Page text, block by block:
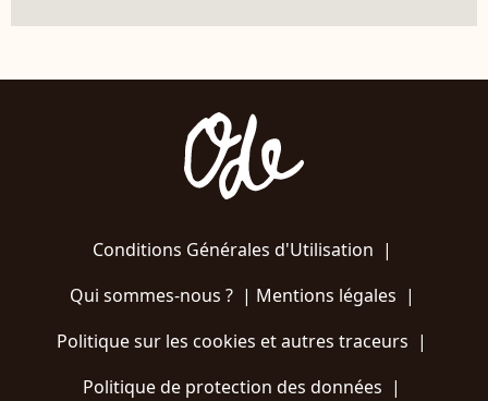
Conditions Générales d'Utilisation |
Qui sommes-nous ?| Mentions légales |
Politique sur les cookies et autres traceurs |
Politique de protection des données |